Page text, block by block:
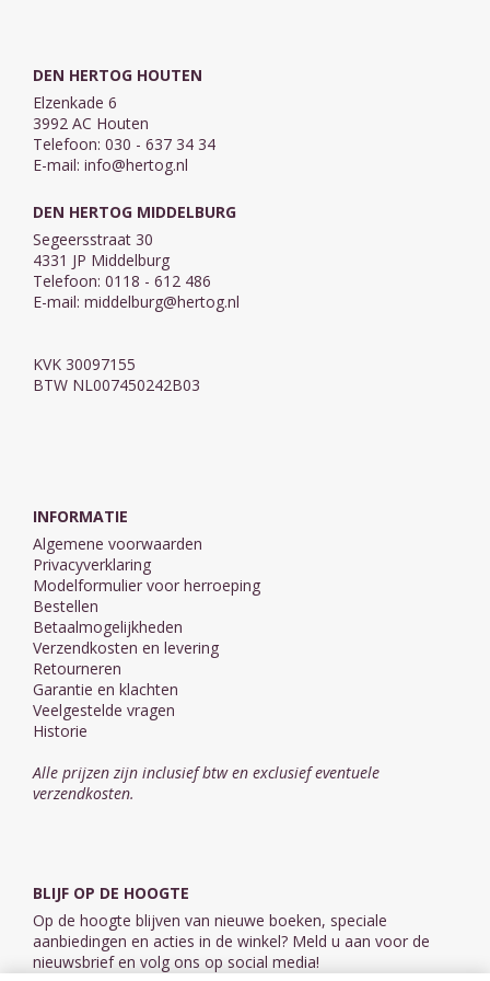
DEN HERTOG HOUTEN
Elzenkade 6
3992 AC Houten
Telefoon: 030 - 637 34 34
E-mail: info@hertog.nl
DEN HERTOG MIDDELBURG
Segeersstraat 30
4331 JP Middelburg
Telefoon: 0118 - 612 486
E-mail: middelburg@hertog.nl
KVK 30097155
BTW NL007450242B03
INFORMATIE
Algemene voorwaarden
Privacyverklaring
Modelformulier voor herroeping
Bestellen
Betaalmogelijkheden
Verzendkosten en levering
Retourneren
Garantie en klachten
Veelgestelde vragen
Historie
Alle prijzen zijn inclusief btw en exclusief eventuele
verzendkosten.
BLIJF OP DE HOOGTE
Op de hoogte blijven van nieuwe boeken, speciale
aanbiedingen en acties in de winkel? Meld u aan voor de
nieuwsbrief en volg ons op social media!